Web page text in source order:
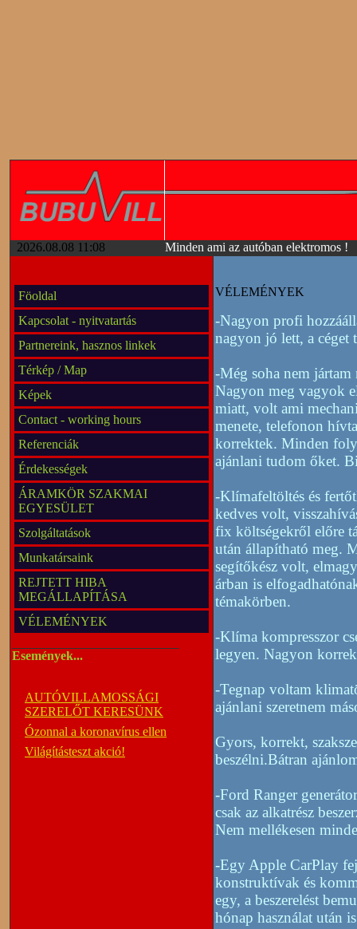
Minden ami az autóban elektromos !
2026.08.08 11:08
Föoldal
Kapcsolat - nyitvatartás
Partnereink, hasznos linkek
Térkép / Map
Képek
Contact - working hours
Referenciák
Érdekességek
ÁRAMKÖR SZAKMAI
EGYESÜLET
Szolgáltatások
Munkatársaink
REJTETT HIBA
MEGÁLLAPÍTÁSA
VÉLEMÉNYEK
Események...
AUTÓVILLAMOSSÁGI
SZERELŐT KERESÜNK
Ózonnal a koronavírus ellen
Világításteszt akció!
VÉLEMÉNYEK
-Nagyon profi
nagyon jó lett, a céget
-Még soha nem
Nagyon meg vagyok
miatt, volt ami
menete, telefonon
korrektek. Minden
ajánlani tudom őket.
-Klímafeltöltés és
kedves volt,
fix költségekről előre
után állapítható meg.
segítőkész volt,
árban is
témakörben.
-Klíma kompresszor
legyen. Nagyon
-Tegnap voltam
ajánlani szeretnem
Gyors, korrekt,
beszélni.Bátran
-Ford Ranger
csak az alkatrész
Nem mellékesen
-Egy Apple CarPlay
konstruktívak és
egy, a beszerelést
hónap használat után